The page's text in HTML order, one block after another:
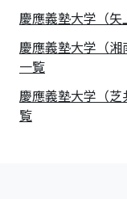
慶應義塾大学（
慶應義塾大学（
一覧
慶應義塾大学（
覧